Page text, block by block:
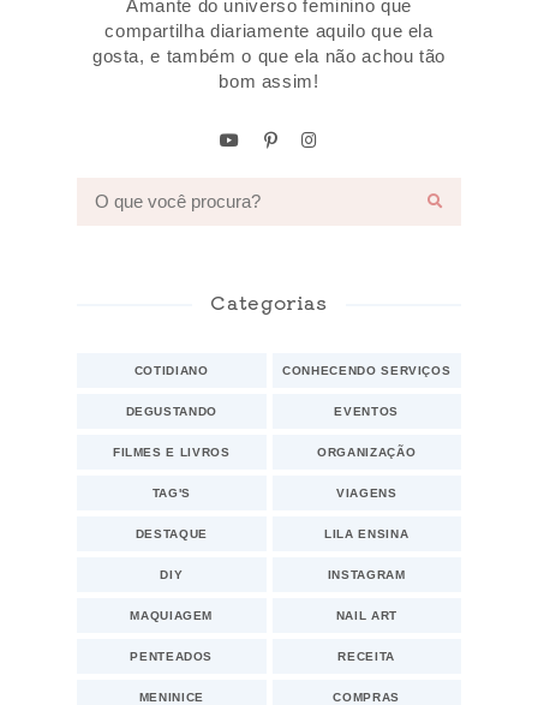
Amante do universo feminino que
compartilha diariamente aquilo que ela
gosta, e também o que ela não achou tão
bom assim!
Categorias
COTIDIANO CONHECENDO SERVIÇOS
DEGUSTANDO EVENTOS
FILMES E LIVROS ORGANIZAÇÃO
TAG'S VIAGENS
DESTAQUE LILA ENSINA
DIY INSTAGRAM
MAQUIAGEM NAIL ART
PENTEADOS RECEITA
MENINICE COMPRAS